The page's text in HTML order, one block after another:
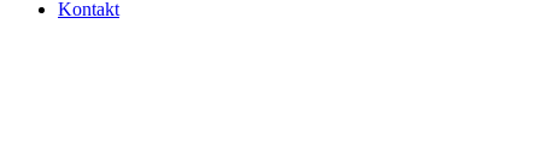
Kontakt